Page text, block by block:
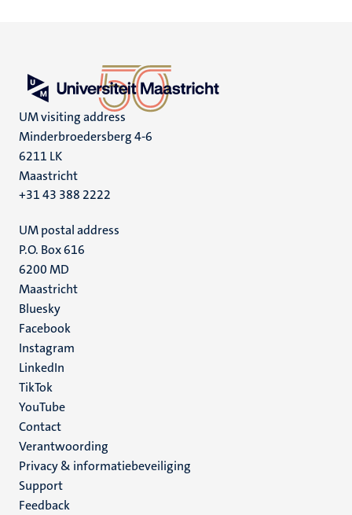
UM visiting address
Minderbroedersberg 4-6
6211 LK
Maastricht
+31 43 388 2222
UM postal address
P.O. Box 616
6200 MD
Maastricht
Social
media
Bluesky
Facebook
Instagram
LinkedIn
TikTok
YouTube
Menu
footer
(NL)
Contact
Verantwoording
Privacy & informatiebeveiliging
Support
Feedback